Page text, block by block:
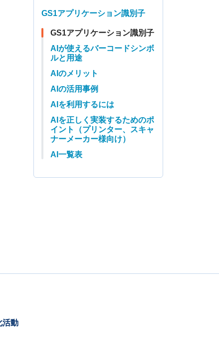
GS1アプリケーション識別子
GS1アプリケーション識別子
AIが使えるバーコードシンボ
ルと用途
AIのメリット
AIの活用事例
AIを利用するには
AIを正しく実装するためのポ
イント（プリンター、スキャ
ナーメーカー様向け）
AI一覧表
活動